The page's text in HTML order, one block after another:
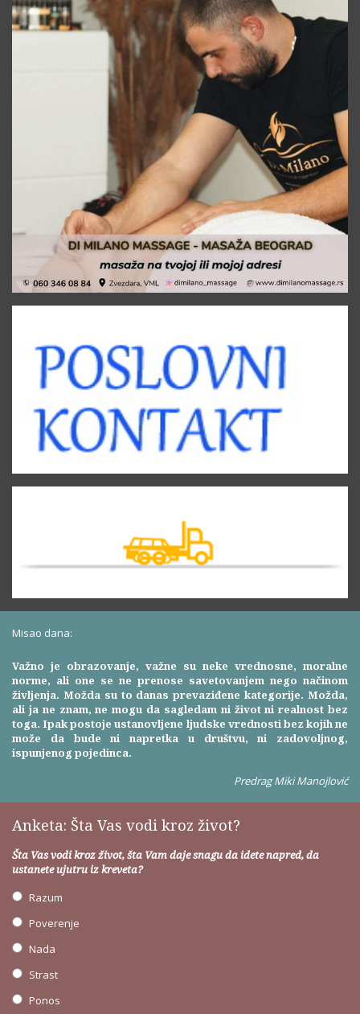
Misao dana:
Važno je obrazovanje, važne su neke vrednosne, moralne
norme, ali one se ne prenose savetovanjem nego načinom
življenja. Možda su to danas prevaziđene kategorije. Možda,
ali ja ne znam, ne mogu da sagledam ni život ni realnost bez
toga. Ipak postoje ustanovljene ljudske vrednosti bez kojih ne
može da bude ni napretka u društvu, ni zadovoljnog,
ispunjenog pojedinca.
Predrag Miki Manojlović
Anketa: Šta Vas vodi kroz život?
Šta Vas vodi kroz život, šta Vam daje snagu da idete napred, da
ustanete ujutru iz kreveta?
Razum
Poverenje
Nada
Strast
Ponos